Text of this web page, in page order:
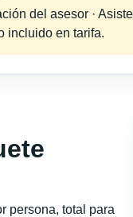
del asesor ·
incluido en tarifa.
persona, total para